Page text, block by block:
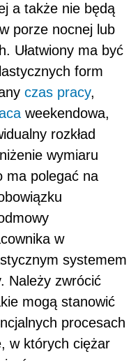
a także nie będą
porze nocnej lub
Ułatwiony ma być
form
czas pracy,
weekendowa,
rozkład
wymiaru
ma polegać na
w
systemem
Należy zwrócić
mogą stanowić
procesach
w których ciężar